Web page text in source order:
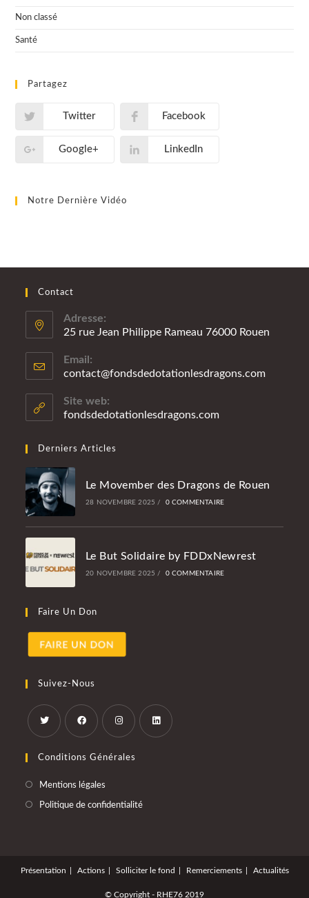
Non classé
Santé
Partagez
Twitter Facebook
Google+ LinkedIn
Notre Dernière Vidéo
Contact
Adresse:
25 rue Jean Philippe Rameau 76000 Rouen
Email:
contact@fondsdedotationlesdragons.comS’ouvre
Site web:
fondsdedotationlesdragons.com
Derniers Articles
Le Movember des Dragons de Rouen
28 NOVEMBRE 2025 / 0 COMMENTAIRE
Le But Solidaire by FDDxNewrest
20 NOVEMBRE 2025 / 0 COMMENTAIRE
Faire Un Don
Suivez-Nous
dans
nouvel
onglet
dans
nouvel
onglet
dans
nouvel
onglet
onglet
Conditions Générales
Mentions légales
Politique de confidentialitéS’ouvre
Présentation Actions Solliciter le fond Remerciements Actualités
© Copyright - RHE76 2019